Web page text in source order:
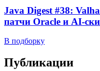
Java Digest #38:
патчи Oracle и AI-
В подборку
Публикации